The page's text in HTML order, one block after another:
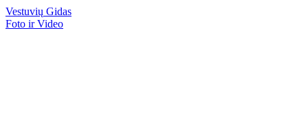
Vestuvių Gidas
Foto ir Video